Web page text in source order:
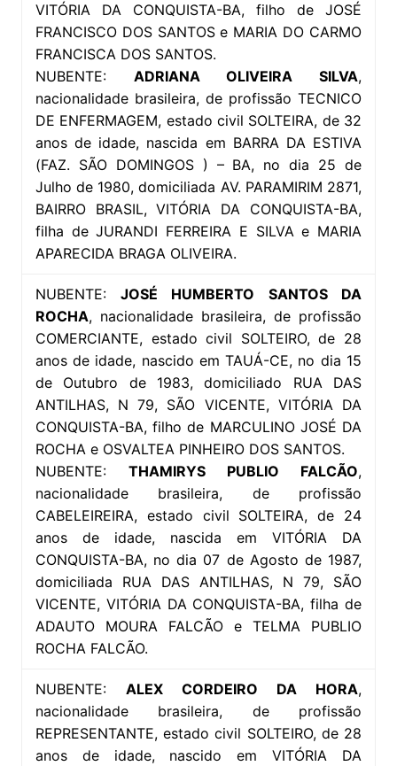
VITÓRIA DA CONQUISTA-BA, filho de JOSÉ
FRANCISCO DOS SANTOS e MARIA DO CARMO
FRANCISCA DOS SANTOS.
NUBENTE: ADRIANA OLIVEIRA SILVA,
nacionalidade brasileira, de profissão TECNICO
DE ENFERMAGEM, estado civil SOLTEIRA, de 32
anos de idade, nascida em BARRA DA ESTIVA
(FAZ. SÃO DOMINGOS ) – BA, no dia 25 de
Julho de 1980, domiciliada AV. PARAMIRIM 2871,
BAIRRO BRASIL, VITÓRIA DA CONQUISTA-BA,
filha de JURANDI FERREIRA E SILVA e MARIA
APARECIDA BRAGA OLIVEIRA.
NUBENTE:JOSÉ HUMBERTO SANTOS DA
ROCHA, nacionalidade brasileira, de profissão
COMERCIANTE, estado civil SOLTEIRO, de 28
anos de idade, nascido em TAUÁ-CE, no dia 15
de Outubro de 1983, domiciliado RUA DAS
ANTILHAS, N 79, SÃO VICENTE, VITÓRIA DA
CONQUISTA-BA, filho de MARCULINO JOSÉ DA
ROCHA e OSVALTEA PINHEIRO DOS SANTOS.
NUBENTE: THAMIRYS PUBLIO FALCÃO,
nacionalidade brasileira, de profissão
CABELEIREIRA, estado civil SOLTEIRA, de 24
anos de idade, nascida em VITÓRIA DA
CONQUISTA-BA, no dia 07 de Agosto de 1987,
domiciliada RUA DAS ANTILHAS, N 79, SÃO
VICENTE, VITÓRIA DA CONQUISTA-BA, filha de
ADAUTO MOURA FALCÃO e TELMA PUBLIO
ROCHA FALCÃO.
NUBENTE: ALEX CORDEIRO DA HORA,
nacionalidade brasileira, de profissão
REPRESENTANTE, estado civil SOLTEIRO, de 28
anos de idade, nascido em VITÓRIA DA